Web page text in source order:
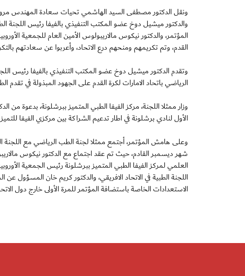
ونقل الدكتور مصطفى السيد الهاشمي تحيات سعادة المهندس مروان
والدكتور ميشيل دوخ عضو المكتب التنفيذي بالفيفا رئيس اللجنة
المؤتمر، والدكتور نيكوس مالاريبولوس الأمين العام للجمعية
القدم، وتم تكريمهم ومنحهم درع الاتحاد، وأعربوا عن سعادتهم
وتقدم الدكتور ميشيل دوخ عضو المكتب التنفيذي بالفيفا رئيس
الرياضي باتحاد الامارات لكرة القدم على الجهود المبذولة في تقدم
وزار ممثلا اللجنة، مركز الفيفا الطبي المتميز ببرشلونة، بدعوة من
الأول لنادي برشلونة في اطار تدعيم الشراكة بين مركزي الفيفا
وعلى هامش المؤتمر، أجتمع ممثلا لجنة الطب الرياضي مع اللجنة
شهر ديسمبر القادم، حيث تم عقد اجتماع مع الدكتور نيكوس
العلمي لمركز الفيفا الطبي المتميز ببرشلونة رئيس الجمعية
اللجنة الطبية في الاتحاد الافريقي، والدكتور كريم خان المسؤول
الاستعدادات الخاصة باستضافة المؤتمر للمرة الأولى خارج دول